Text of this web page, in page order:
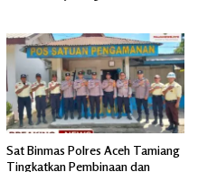
Sat Binmas Polres Aceh Tamiang
Tingkatkan Pembinaan dan